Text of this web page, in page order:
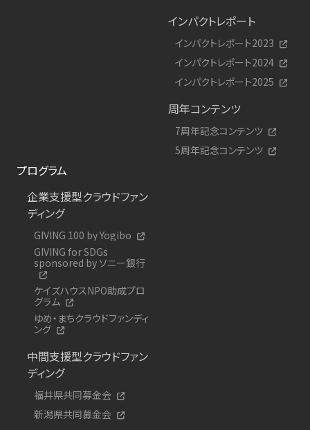
インパクトレポート
インパクトレポート2023
インパクトレポート2024
インパクトレポート2025
周年コンテンツ
7周年記念コンテンツ
5周年記念コンテンツ
プログラム
企業支援型クラウドファン
ディング
GIVING 100 by Yogibo
GIVING for SDGs
sponsored by ソニー銀行
ケイズハウスNPO助成プロ
グラム
ゆめ・まちクラウドファンディ
ング
中間支援型クラウドファン
ディング
福井県共同募金会
新潟県共同募金会